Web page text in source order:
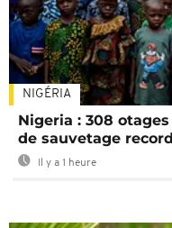
NIGÉRIA
Nigeria : 308
de sauvetage record
Il y a 1 heure